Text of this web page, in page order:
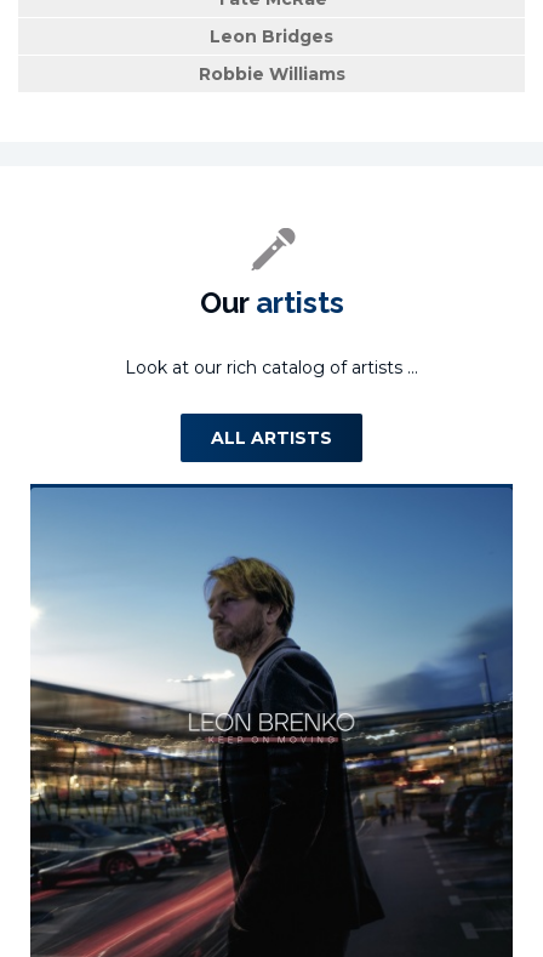
Leon Bridges
Robbie Williams
Our artists
Look at our rich catalog of artists ...
ALL ARTISTS